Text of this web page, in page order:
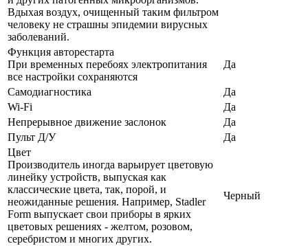
Вдыхая воздух, очищенный таким фильтром
человеку не страшны эпидемии вирусных
заболеваний.
Функция авторестарта
При временных перебоях электропитания
все настройки сохраняются
Да
Самодиагностика
Да
Wi-Fi
Да
Непрерывное движение заслонок
Да
Пульт Д/У
Да
Цвет
Производитель иногда варьирует цветовую
линейку устройств, выпуская как
классические цвета, так, порой, и
неожиданные решения. Например, Stadler
Form выпускает свои приборы в ярких
цветовых решениях - желтом, розовом,
серебристом и многих других.
Черный